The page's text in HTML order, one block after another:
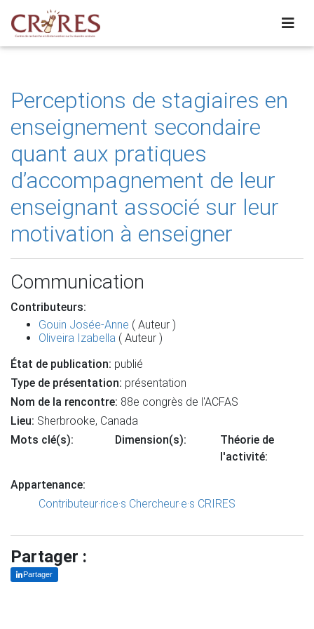
Perceptions de stagiaires en
enseignement secondaire
quant aux pratiques
d’accompagnement de leur
enseignant associé sur leur
motivation à enseigner
Communication
Contributeurs:
Gouin Josée-Anne ( Auteur )
Oliveira Izabella ( Auteur )
État de publication: publié
Type de présentation: présentation
Nom de la rencontre: 88e congrès de l'ACFAS
Lieu: Sherbrooke, Canada
Mots clé(s):
Dimension(s):
Théorie de
l'activité:
Appartenance:
Contributeur·rice·s Chercheur·e·s CRIRES
Partager :
Partager